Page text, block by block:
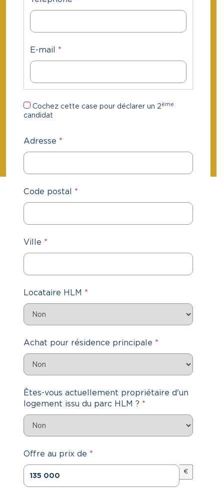
E-mail *
Cochez cette case pour déclarer un 2ème
candidat
Adresse *
Code postal *
Ville *
Locataire HLM *
Achat pour résidence principale *
Êtes-vous actuellement propriétaire d'un
logement issu du parc HLM ? *
Offre au prix de *
€